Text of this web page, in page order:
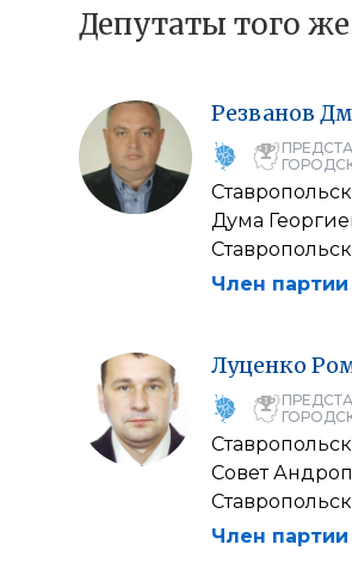
Депутаты того
Резванов
Дума
Член
Луценко
Совет
Член